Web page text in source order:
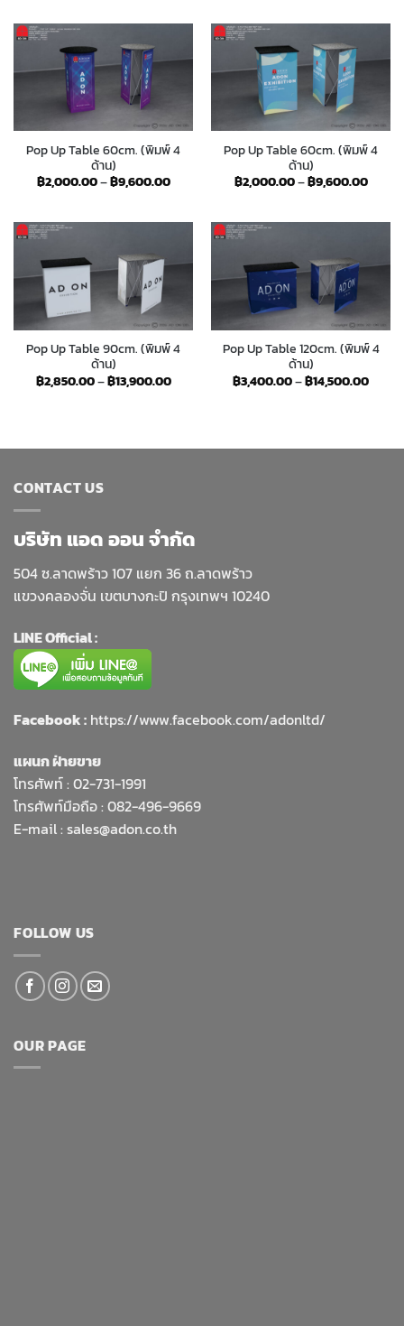
฿12,350.00 ฿
Pop Up Table 60cm. (พิมพ์ 4
ด้าน)
฿2,000.00–฿9,600.00Price
range:
฿9,600.00
Pop Up Table 60cm. (พิมพ์ 4
ด้าน)
฿2,000.00–฿9,600.00Price
range:
฿
Pop Up Table 90cm. (พิมพ์ 4
ด้าน)
฿2,850.00–฿13,900.00Price
range:
Pop Up Table 120cm. (พิมพ์ 4
ด้าน)
฿3,400.00–฿14,500.00Price
CONTACT US
บริษัท แอด ออน จำกัด
504 ซ.ลาดพร้าว 107 แยก 36 ถ.ลาดพร้าว
แขวงคลองจั่น เขตบางกะปิ กรุงเทพฯ 10240
LINE Official :
Facebook : https://www.facebook.com/adonltd/
แผนก ฝ่ายขาย
โทรศัพท์ : 02-731-1991
โทรศัพท์มือถือ : 082-496-9669
E-mail : sales@adon.co.th
FOLLOW US
OUR PAGE